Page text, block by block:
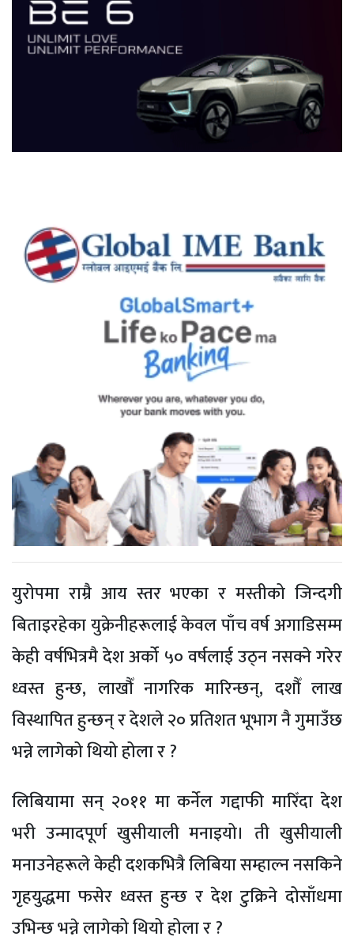
युरोपमा राम्रै आय स्तर भएका र मस्तीको जिन्दगी
बिताइरहेका युक्रेनीहरूलाई केवल पाँच वर्ष अगाडिसम्म
केही वर्षभित्रमै देश अर्को ५० वर्षलाई उठ्न नसक्ने गरेर
ध्वस्त हुन्छ, लाखौँ नागरिक मारिन्छन्, दशौँ लाख
विस्थापित हुन्छन् र देशले २० प्रतिशत भूभाग नै गुमाउँछ
भन्ने लागेको थियो होला र ?
लिबियामा सन् २०११ मा कर्नेल गद्दाफी मारिँदा देश
भरी उन्मादपूर्ण खुसीयाली मनाइयो। ती खुसीयाली
मनाउनेहरूले केही दशकभित्रै लिबिया सम्हाल्न नसकिने
गृहयुद्धमा फसेर ध्वस्त हुन्छ र देश टुक्रिने दोसाँधमा
उभिन्छ भन्ने लागेको थियो होला र ?